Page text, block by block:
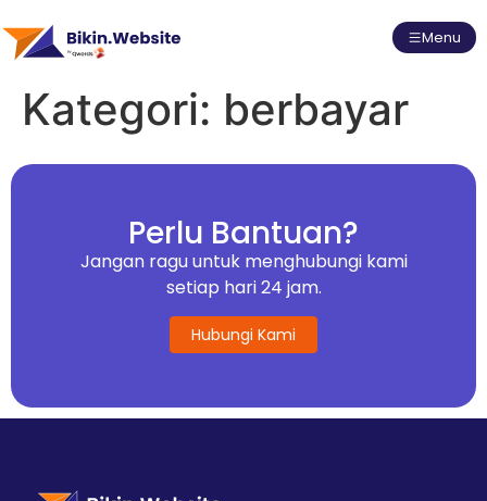
Menu
Kategori: berbayar
Perlu Bantuan?
Jangan ragu untuk menghubungi kami
setiap hari 24 jam.
Hubungi Kami